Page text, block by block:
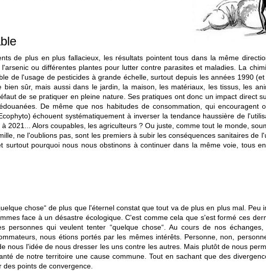
de plus en plus fallacieux, les résultats pointent tous dans la même
ou différentes plantes pour lutter contre parasites et maladies. La
de l'usage de pesticides à grande échelle, surtout depuis les années 1990
sûr, mais aussi dans le jardin, la maison, les matériaux, les tissus, les
de se pratiquer en pleine nature. Ses pratiques ont donc un impact direct
De même que nos habitudes de consommation, qui encouragent
échouent systématiquement à inverser la tendance haussière de
2021... Alors coupables, les agriculteurs ? Ou juste, comme tout le monde,
ne l'oublions pas, sont les premiers à subir les conséquences sanitaires de
pourquoi nous nous obstinons à continuer dans la même voie, tous
chose“ de plus que l'éternel constat que tout va de plus en plus mal. Peu
face à un désastre écologique. C'est comme cela que s'est formé ces
personnes qui veulent tenter “quelque chose“. Au cours de nos
nous étions portés par les mêmes intérêts. Personne, non,
nous l'idée de nous dresser les uns contre les autres. Mais plutôt de nous
de notre territoire une cause commune. Tout en sachant que des
des points de convergence.